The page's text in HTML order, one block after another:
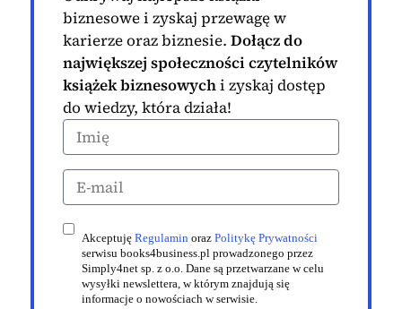
biznesowe i zyskaj przewagę w
karierze oraz biznesie. Dołącz do
największej społeczności czytelników
książek biznesowychi zyskaj dostęp
do wiedzy, która działa!
Akceptuję Regulamin oraz Politykę Prywatności
serwisu books4business.pl prowadzonego przez
Simply4net sp. z o.o. Dane są przetwarzane w celu
wysyłki newslettera, w którym znajdują się
informacje o nowościach w serwisie.